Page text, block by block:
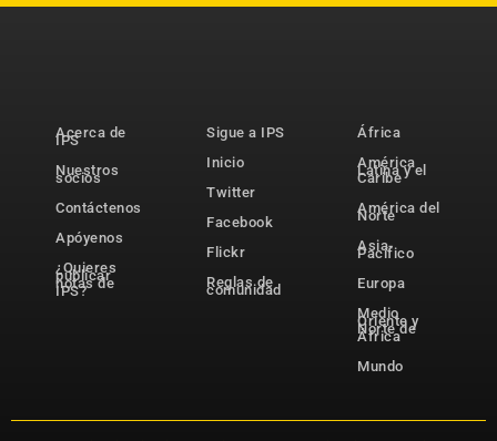
Acerca de
IPS
Nuestros
socios
Contáctenos
Apóyenos
¿Quieres
publicar
notas de
IPS?
Sigue a IPS
Inicio
Twitter
Facebook
Flickr
Reglas de
comunidad
África
América
Latina y el
Caribe
América del
Norte
Asia-
Pacífico
Europa
Medio
Oriente y
Norte de
África
Mundo